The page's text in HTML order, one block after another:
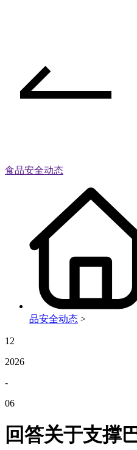
食品安全动态
品安全动态 >
12
2026
-
06
回答关于支撑